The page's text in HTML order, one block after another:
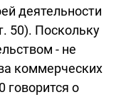
деятельности
50). Поскольку
- не
коммерческих
говорится о